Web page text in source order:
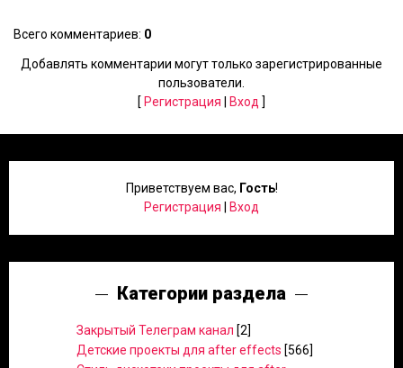
Всего комментариев: 0
Добавлять комментарии могут только зарегистрированные
пользователи.
[ Регистрация Вход ]
Приветствуем вас, Гость!
Регистрация
Вход
Категории раздела
Закрытый Телеграм канал [2]
Детские проекты для after effects [566]